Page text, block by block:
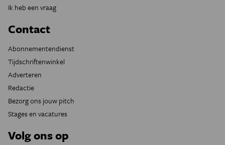
Ik heb een vraag
Contact
Abonnementendienst
Tijdschriftenwinkel
Adverteren
Redactie
Bezorg ons jouw pitch
Stages en vacatures
Volg ons op